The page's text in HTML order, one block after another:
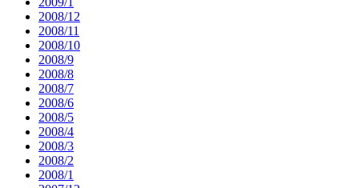
2008/12
2008/11
2008/10
2008/9
2008/8
2008/7
2008/6
2008/5
2008/4
2008/3
2008/2
2008/1